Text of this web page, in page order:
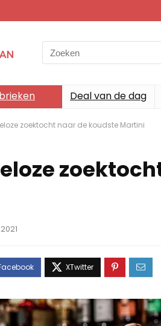
Search
for:
Deal van de dag
zoektocht naar de koudste Martini